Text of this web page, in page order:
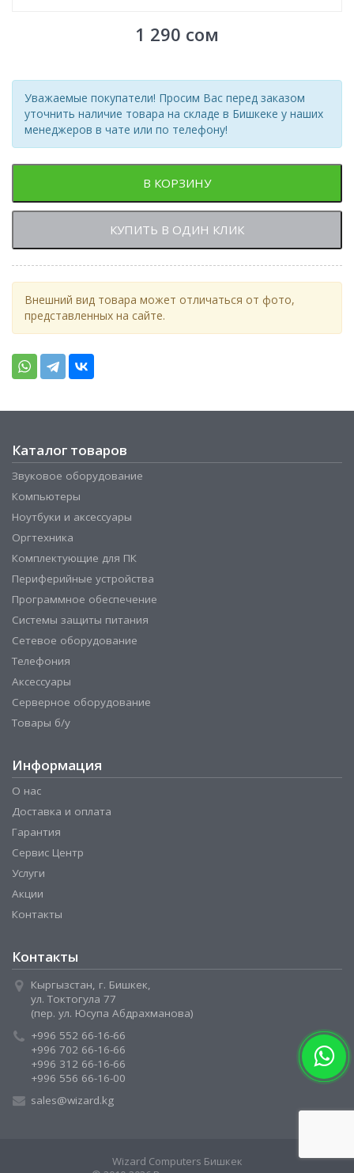
1 290 сом
Уважаемые покупатели! Просим Вас перед заказом
уточнить наличие товара на складе в Бишкеке у наших
менеджеров в чате или по телефону!
В КОРЗИНУ
КУПИТЬ В ОДИН КЛИК
Внешний вид товара может отличаться от фото,
представленных на сайте.
Каталог товаров
Звуковое оборудование
Компьютеры
Ноутбуки и аксессуары
Оргтехника
Комплектующие для ПК
Периферийные устройства
Программное обеспечение
Системы защиты питания
Сетевое оборудование
Телефония
Аксессуары
Серверное оборудование
Товары б/у
Информация
О нас
Доставка и оплата
Гарантия
Сервис Центр
Услуги
Акции
Контакты
Контакты
Кыргызстан, г. Бишкек,
ул. Токтогула 77
(пер. ул. Юсупа Абдрахманова)
+996 552 66-16-66
+996 702 66-16-66
+996 312 66-16-66
+996 556 66-16-00
sales@wizard.kg
Wizard Computers Бишкек